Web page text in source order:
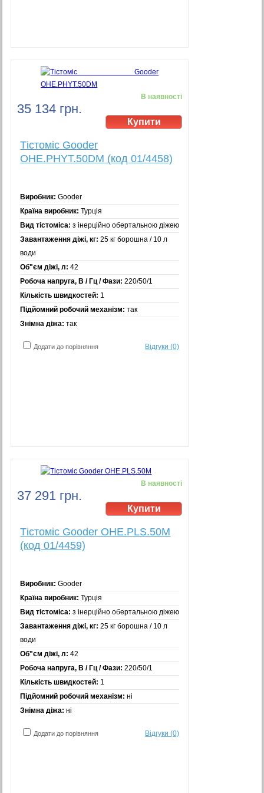
35 134 грн.
В наявності
Тістоміс Gooder
OHE.PHYT.50DM (код 01/4458)
Виробник: Gooder
Країна виробник: Турція
Вид тістоміса: з інерційно обертальною діжею
Завантаження діжі, кг: 25 кг борошна / 10 л
води
Об"єм діжі, л: 42
Робоча напруга, В / Гц / Фази: 220/50/1
Кількість швидкостей: 1
Підйомний робочий механізм: так
Знімна діжа: так
Додати до порівняння Відгуки (0)
37 291 грн.
В наявності
Тістоміс Gooder OHE.PLS.50M
(код 01/4459)
Виробник: Gooder
Країна виробник: Турція
Вид тістоміса: з інерційно обертальною діжею
Завантаження діжі, кг: 25 кг борошна / 10 л
води
Об"єм діжі, л: 42
Робоча напруга, В / Гц / Фази: 220/50/1
Кількість швидкостей: 1
Підйомний робочий механізм: ні
Знімна діжа: ні
Додати до порівняння Відгуки (0)